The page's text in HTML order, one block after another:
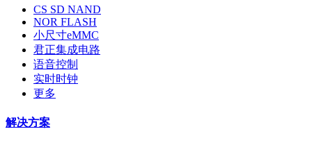
CS SD NAND
NOR FLASH
小尺寸eMMC
君正集成电路
语音控制
实时时钟
更多
解决方案